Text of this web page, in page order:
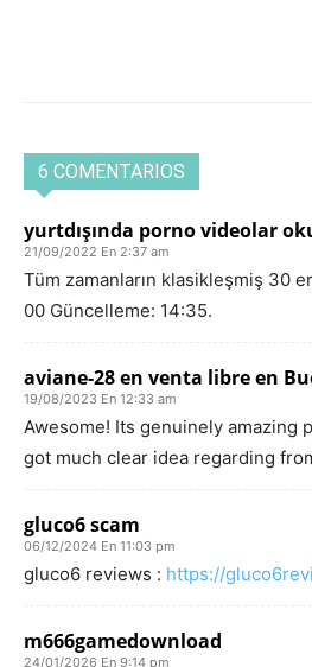
6 COMENTARIOS
yurtdışında porno videolar
21/09/2022 En 2:37 am
Tüm zamanların klasikleşmiş 30
00 Güncelleme: 14:35.
aviane-28 en venta libre en
19/08/2023 En 12:33 am
Awesome! Its genuinely amazing
got much clear idea regarding
gluco6 scam
06/12/2024 En 11:03 pm
gluco6 reviews : https://
m666gamedownload
24/01/2026 En 9:14 pm